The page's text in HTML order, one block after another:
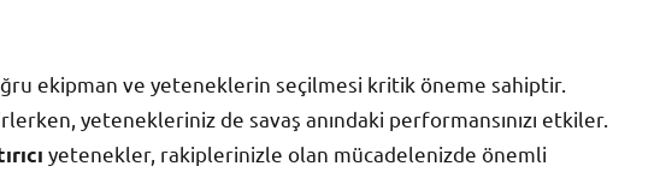
ekipman ve yeteneklerin seçilmesi kritik öneme sahiptir.
yetenekleriniz de savaş anındaki performansınızı etkiler.
yetenekler, rakiplerinizle olan mücadelenizde önemli